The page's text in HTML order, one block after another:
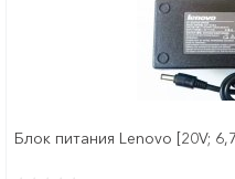
Блок питания Lenovo [20V;